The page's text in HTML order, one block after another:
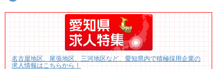
名古屋地区、尾張地区、三河地区など、愛知県内で積極採用企業の
求人情報はこちらから！